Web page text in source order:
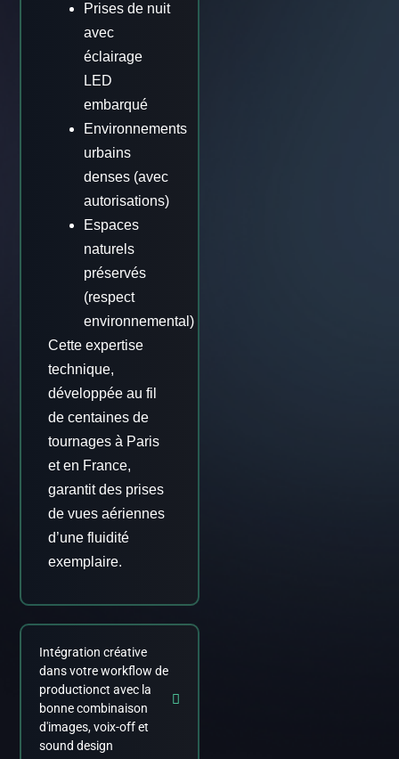
Prises de nuit
avec
éclairage
LED
embarqué
Environnements
urbains
denses (avec
autorisations)
Espaces
naturels
préservés
(respect
environnemental)
Cette expertise
technique,
développée au fil
de centaines de
tournages à Paris
et en France,
garantit des prises
de vues aériennes
d’une fluidité
exemplaire.
Intégration créative
dans votre workflow de
productionct avec la
bonne combinaison
d'images, voix-off et
sound design